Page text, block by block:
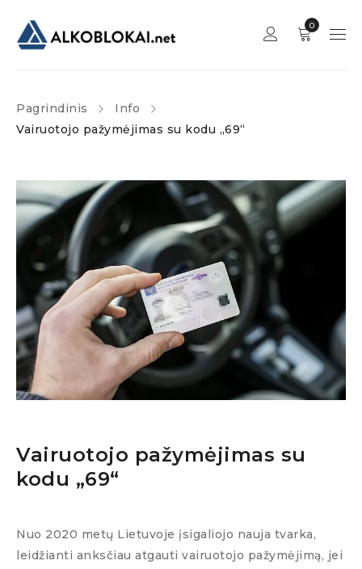
0
Pagrindinis
Info
Vairuotojo pažymėjimas su kodu „69“
Vairuotojo pažymėjimas su
kodu „69“
Nuo 2020 metų Lietuvoje įsigaliojo nauja tvarka,
leidžianti anksčiau atgauti vairuotojo pažymėjimą, jei